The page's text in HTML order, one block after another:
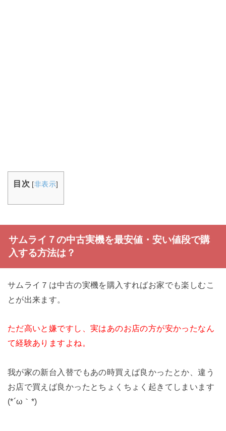
目次 [非表示]
サムライ７の中古実機を最安値・安い値段で購
入する方法は？
サムライ７は中古の実機を購入すればお家でも楽しむこ
とが出来ます。
ただ高いと嫌ですし、実はあのお店の方が安かったなん
て経験ありますよね。
我が家の新台入替でもあの時買えば良かったとか、違う
お店で買えば良かったとちょくちょく起きてしまいます
(*´ω｀*)